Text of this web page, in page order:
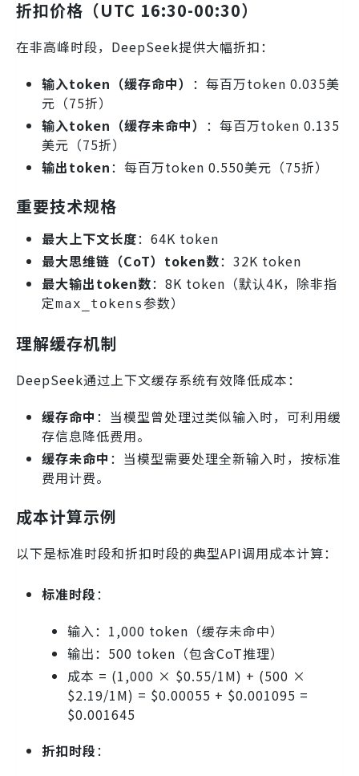
折扣价格（UTC 16:30-00:30）
在非高峰时段，DeepSeek提供大幅折扣：
输入token（缓存命中） ：每百万token 0.035美
元（75折）
输入token（缓存未命中） ：每百万token 0.135
美元（75折）
输出token：每百万token 0.550美元（75折）
重要技术规格
最大上下文长度：64K token
最大思维链（CoT）token数：32K token
最大输出token数：8K token（默认4K，除非指
定max_tokens参数）
理解缓存机制
DeepSeek通过上下文缓存系统有效降低成本：
缓存命中 ：当模型曾处理过类似输入时，可利用缓
存信息降低费用。
缓存未命中 ：当模型需要处理全新输入时，按标准
费用计费。
成本计算示例
以下是标准时段和折扣时段的典型API调用成本计算：
标准时段：
输入：1,000 token（缓存未命中）
输出：500 token（包含CoT推理）
成本 = (1,000 × $0.55/1M) + (500 ×
$2.19/1M) = $0.00055 + $0.001095 =
$0.001645
折扣时段：